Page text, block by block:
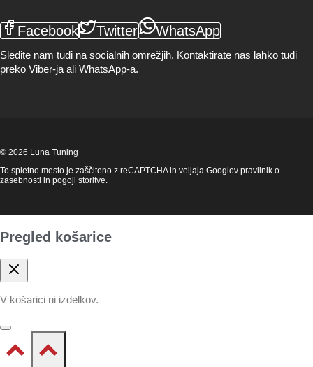
Facebook Twitter WhatsApp
Sledite nam tudi na socialnih omrežjih. Kontaktirate nas lahko tudi
preko Viber-ja ali WhatsApp-a.
© 2026 Luna Tuning
To spletno mesto je zaščiteno z reCAPTCHA in veljaja Googlov pravilnik o
zasebnosti in pogoji storitve.
Pregled košarice
V košarici ni izdelkov.